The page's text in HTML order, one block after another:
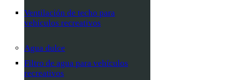
Ventilación de techo para
vehículos recreativos
Agua dulce
Filtro de agua para vehículos
recreativos